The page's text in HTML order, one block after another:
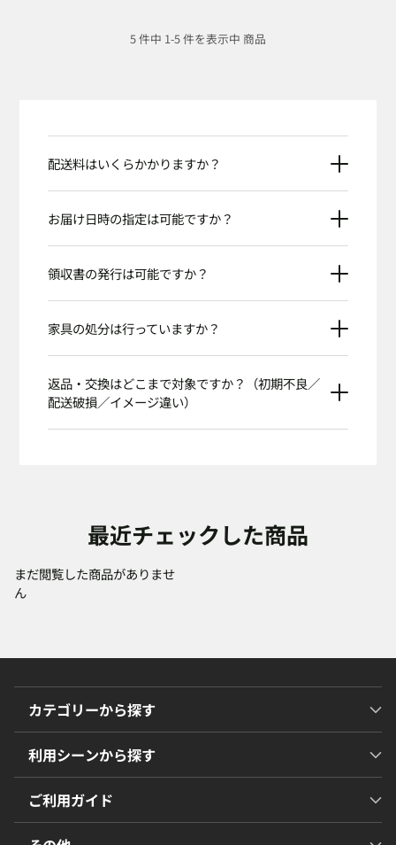
5 件中 1-5 件を表示中 商品
配送料はいくらかかりますか？
お届け日時の指定は可能ですか？
領収書の発行は可能ですか？
家具の処分は行っていますか？
返品・交換はどこまで対象ですか？（初期不良／
配送破損／イメージ違い）
最近チェックした商品
まだ閲覧した商品がありませ
ん
カテゴリーから探す
利用シーンから探す
ご利用ガイド